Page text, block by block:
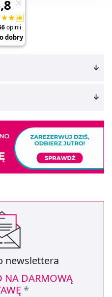
zgody na
które nie są niezbędne
się to jednak wiązało
funkcjonalności
newslettera
NA DARMOWĄ
*